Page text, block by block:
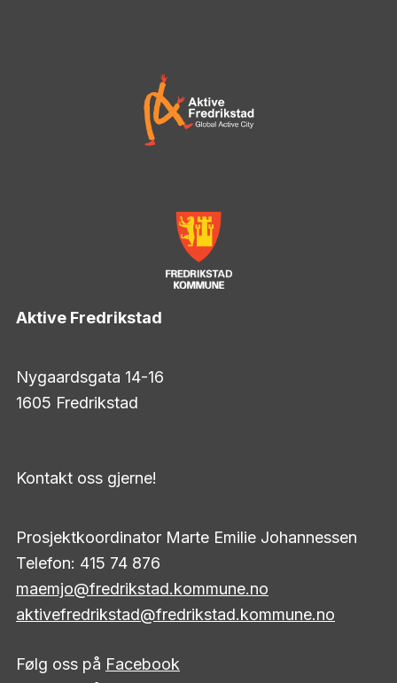
Aktive Fredrikstad
Nygaardsgata 14-16
1605 Fredrikstad
Kontakt oss gjerne!
Prosjektkoordinator Marte Emilie Johannessen
Telefon: 415 74 876
maemjo@fredrikstad.kommune.no
aktivefredrikstad@fredrikstad.kommune.no
Følg oss på Facebook